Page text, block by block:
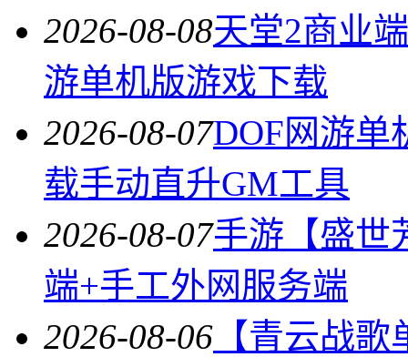
2026-08-08天堂2商业
游单机版游戏下载
2026-08-07DOF网游单
载手动直升GM工具
2026-08-07手游【盛世
端+手工外网服务端
2026-08-06 【青云战